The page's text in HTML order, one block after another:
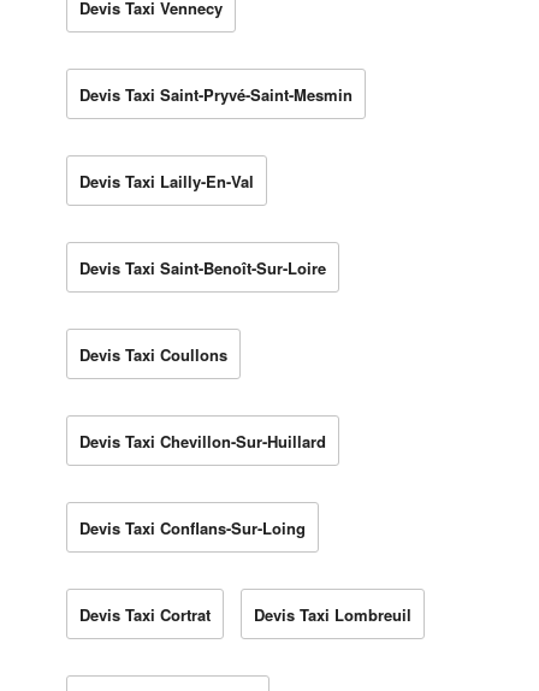
Devis Taxi Vennecy
Devis Taxi Saint-Pryvé-Saint-Mesmin
Devis Taxi Lailly-En-Val
Devis Taxi Saint-Benoît-Sur-Loire
Devis Taxi Coullons
Devis Taxi Chevillon-Sur-Huillard
Devis Taxi Conflans-Sur-Loing
Devis Taxi Cortrat Devis Taxi Lombreuil